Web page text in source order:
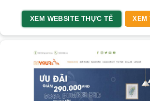
XEM WEBSITE THỰC TẾ XEM